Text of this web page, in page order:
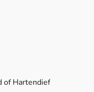
of Hartendief